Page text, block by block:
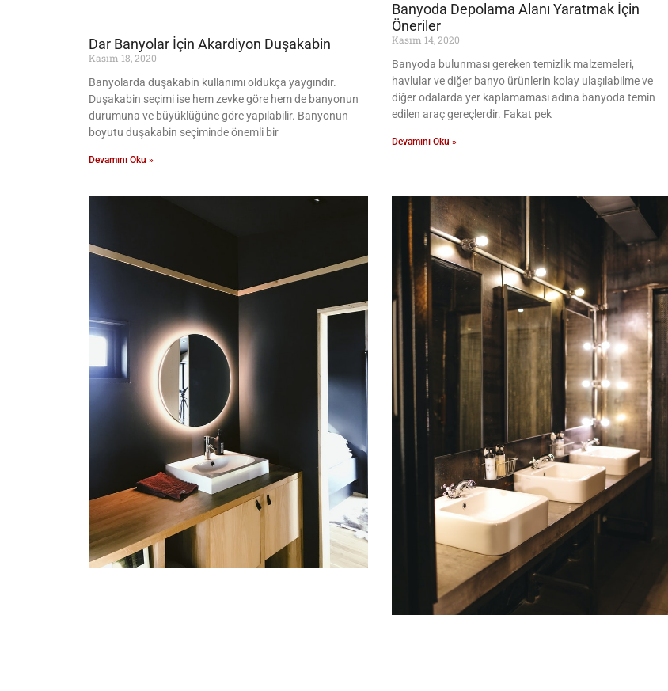
Dar Banyolar İçin Akardiyon Duşakabin
Kasım 18, 2020
Banyolarda duşakabin kullanımı oldukça yaygındır.
Duşakabin seçimi ise hem zevke göre hem de banyonun
durumuna ve büyüklüğüne göre yapılabilir. Banyonun
boyutu duşakabin seçiminde önemli bir
Devamını Oku »
Banyoda Depolama Alanı Yaratmak İçin
Öneriler
Kasım 14, 2020
Banyoda bulunması gereken temizlik malzemeleri,
havlular ve diğer banyo ürünlerin kolay ulaşılabilme ve
diğer odalarda yer kaplamaması adına banyoda temin
edilen araç gereçlerdir. Fakat pek
Devamını Oku »